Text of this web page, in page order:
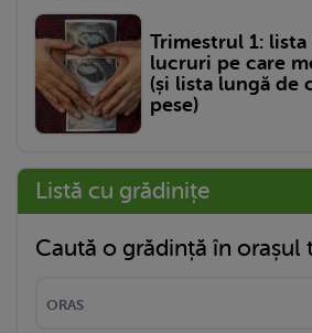
Trimestrul 1:
lucruri pe care
(și lista lungă de
pese)
Listă cu grădinițe
Caută o grădință în orașul